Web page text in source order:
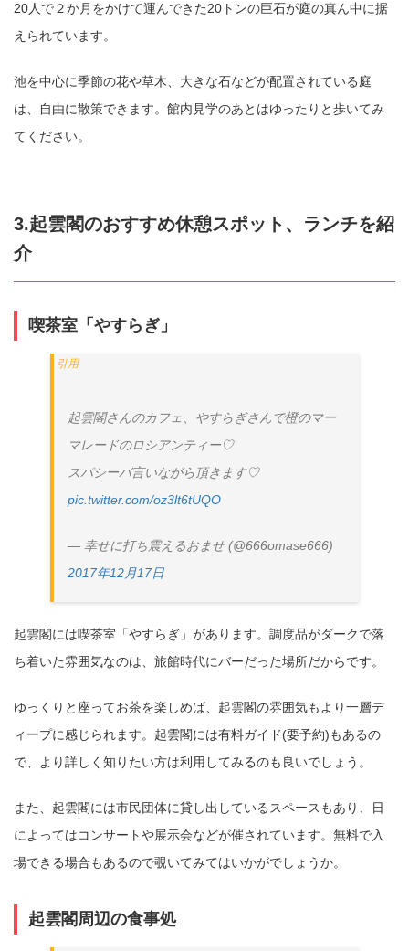
20人で２か月をかけて運んできた20トンの巨石が庭の真ん中に据
えられています。
池を中心に季節の花や草木、大きな石などが配置されている庭
は、自由に散策できます。館内見学のあとはゆったりと歩いてみ
てください。
3.起雲閣のおすすめ休憩スポット、ランチを紹
介
喫茶室「やすらぎ」
起雲閣さんのカフェ、やすらぎさんで橙のマー
マレードのロシアンティー♡
スパシーバ言いながら頂きます♡
pic.twitter.com/oz3lt6tUQO
— 幸せに打ち震えるおませ (@666omase666)
2017年12月17日
起雲閣には喫茶室「やすらぎ」があります。調度品がダークで落
ち着いた雰囲気なのは、旅館時代にバーだった場所だからです。
ゆっくりと座ってお茶を楽しめば、起雲閣の雰囲気もより一層デ
ィープに感じられます。起雲閣には有料ガイド(要予約)もあるの
で、より詳しく知りたい方は利用してみるのも良いでしょう。
また、起雲閣には市民団体に貸し出しているスペースもあり、日
によってはコンサートや展示会などが催されています。無料で入
場できる場合もあるので覗いてみてはいかがでしょうか。
起雲閣周辺の食事処